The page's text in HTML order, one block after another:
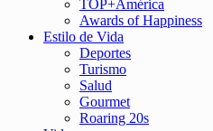
TOP+América
Awards of Happiness
Estilo de Vida
Deportes
Turismo
Salud
Gourmet
Roaring 20s